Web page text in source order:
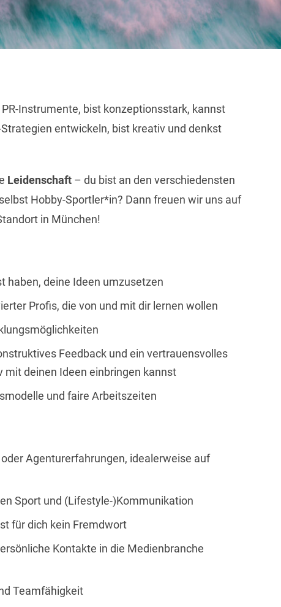
Instrumente, bist konzeptionsstark, kannst
entwickeln, bist kreativ und denkst
Leidenschaft– du bist an den verschiedensten
Hobby-Sportler*in? Dann freuen wir uns auf
in München!
haben, deine Ideen umzusetzen
Profis, die von und mit dir lernen wollen
Feedback und ein vertrauensvolles
mit deinen Ideen einbringen kannst
und faire Arbeitszeiten
Agenturerfahrungen, idealerweise auf
Sport und (Lifestyle-)Kommunikation
für dich kein Fremdwort
Kontakte in die Medienbranche
Teamfähigkeit